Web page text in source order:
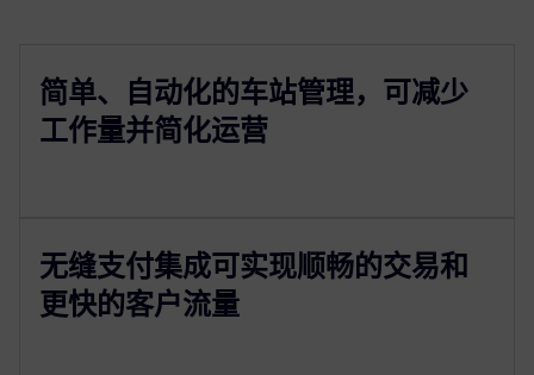
简单、自动化的车站管理，可减少
工作量并简化运营
无缝支付集成可实现顺畅的交易和
更快的客户流量